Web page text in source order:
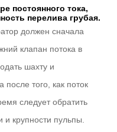
постоянного тока,
перелива грубая.
должен сначала
клапан потока в
шахту и
после того, как поток
следует обратить
крупности пульпы.